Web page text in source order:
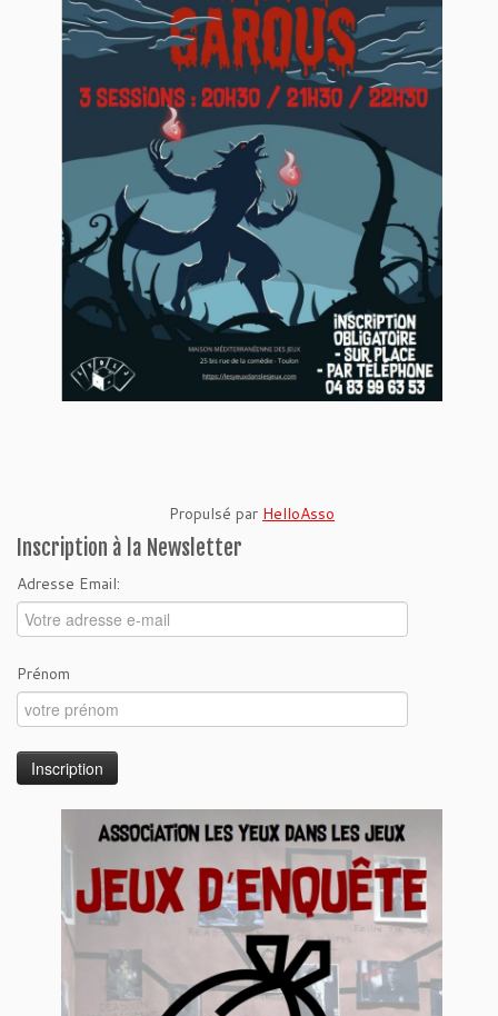
Propulsé par HelloAsso
Inscription à la Newsletter
Adresse Email:
Prénom